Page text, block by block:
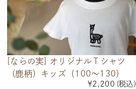
[ならの実] オリジナルＴシャツ
（鹿柄）キッズ（100～130）
¥2,200 (税込)